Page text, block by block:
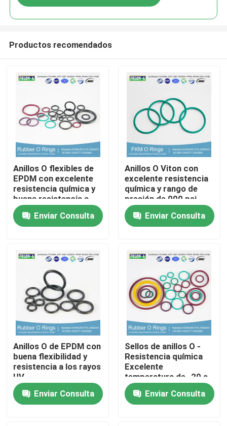
Productos
Videos
Sobre nosotros
Visita a la fábrica
Control de Calidad
Contacto
noticias
Todos los casos
Productos recomendados
Anillos O flexibles de
EPDM con excelente
resistencia química y
buena resistencia a
los rayos UV
Enviar Consulta
Anillos O Viton con
excelente resistencia
química y rango de
presión de 000 psi
Enviar Consulta
Anillos O de EPDM con
buena flexibilidad y
resistencia a los rayos
UV
Enviar Consulta
Sellos de anillos O -
Resistencia química
Excelente
temperatura de -20 a
+180 °C Alto
alargamiento
Enviar Consulta